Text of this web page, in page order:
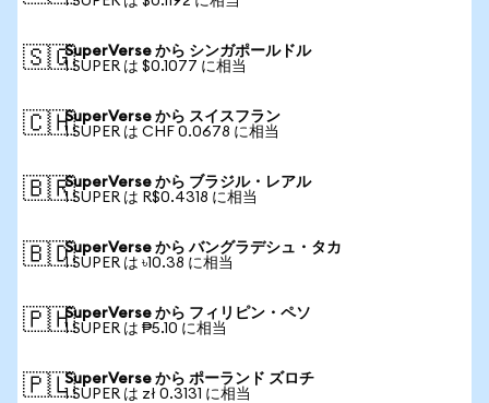
🇸🇬SuperVerse から シンガポールドル
1 SUPER は $0.1077 に相当
🇨🇭SuperVerse から スイスフラン
1 SUPER は CHF 0.0678 に相当
🇧🇷SuperVerse から ブラジル・レアル
1 SUPER は R$0.4318 に相当
🇧🇩SuperVerse から バングラデシュ・タカ
1 SUPER は ৳10.38 に相当
🇵🇭SuperVerse から フィリピン・ペソ
1 SUPER は ₱5.10 に相当
🇵🇱SuperVerse から ポーランド ズロチ
1 SUPER は zł 0.3131 に相当